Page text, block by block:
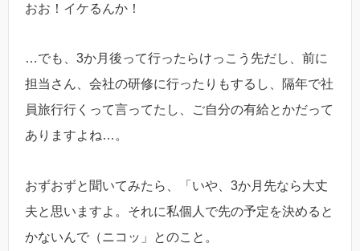
おお！イケるんか！
…でも、3か月後って行ったらけっこう先だし、前に
担当さん、会社の研修に行ったりもするし、隔年で社
員旅行行くって言ってたし、ご自分の有給とかだって
ありますよね…。
おずおずと聞いてみたら、「いや、3か月先なら大丈
夫と思いますよ。それに私個人で先の予定を決めると
かないんで（ニコッ」とのこと。